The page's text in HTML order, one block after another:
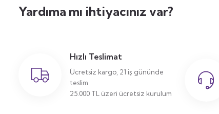
Yardıma mı ihtiyacınız var?
Hızlı Teslimat
Ücretsiz kargo, 21 iş gününde
teslim
25.000 TL üzeri ücretsiz kurulum